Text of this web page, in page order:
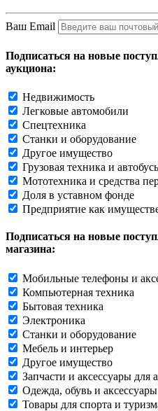
Ваш Email
Подписаться на новые
аукциона:
Недвижимость
Легковые автомобили
Спецтехника
Станки и оборудование
Другое имущество
Грузовая техника и
Мототехника и средства
Доля в уставном фонде
Предприятие как
Подписаться на новые
магазина:
Мобильные телефоны и
Компьютерная техника
Бытовая техника
Электроника
Станки и оборудование
Мебель и интерьер
Другое имущество
Запчасти и аксессуары для
Одежда, обувь и аксессуары
Товары для спорта и